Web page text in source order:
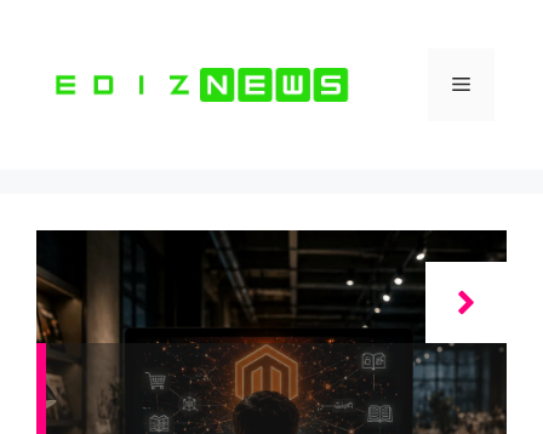
contenuto
Menu